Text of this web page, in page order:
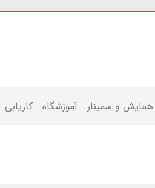
همایش و سمینار آموزشگاه کاریابی